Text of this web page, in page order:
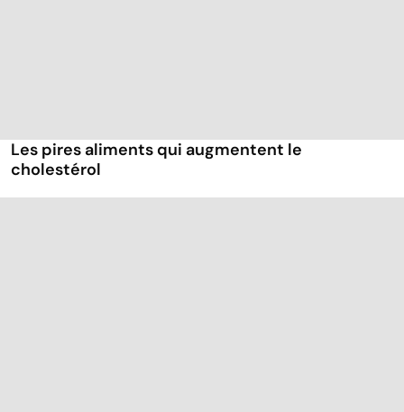
Les pires aliments qui augmentent le
cholestérol